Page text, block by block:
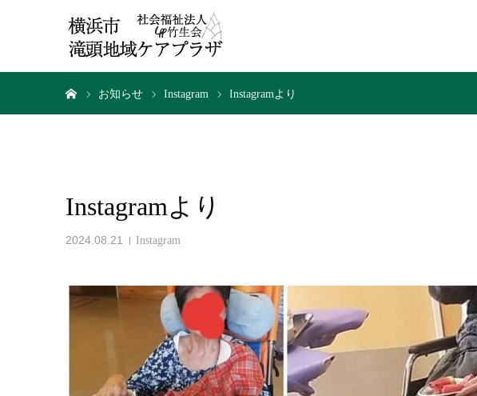
お知らせ Instagram Instagramより
Instagramより
2024.08.21 Instagram